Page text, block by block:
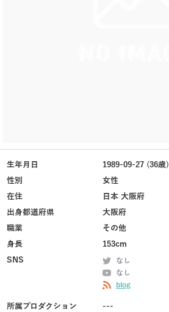
生年月日
1989-09-27 (36歳)
性別
女性
在住
日本 大阪府
出身都道府県
大阪府
職業
その他
身長
153cm
SNS
なし
なし
blog
所属プロダクション ---